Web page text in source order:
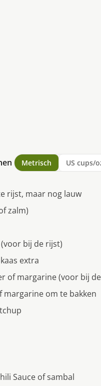
Metrisch US cups/
rijst, maar nog lauw
zalm)
bij de rijst)
extra
of margarine (voor bij
margarine om te bakken
Sauce of sambal